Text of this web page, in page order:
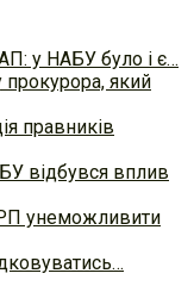
у НАБУ було і є…
який
правників
відбувся вплив
унеможливити